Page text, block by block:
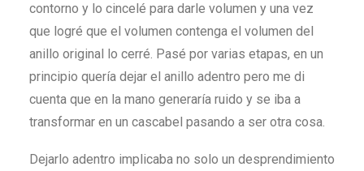
contorno y lo cincelé para darle volumen y una vez
que logré que el volumen contenga el volumen del
anillo original lo cerré. Pasé por varias etapas, en un
principio quería dejar el anillo adentro pero me di
cuenta que en la mano generaría ruido y se iba a
transformar en un cascabel pasando a ser otra cosa.
Dejarlo adentro implicaba no solo un desprendimiento